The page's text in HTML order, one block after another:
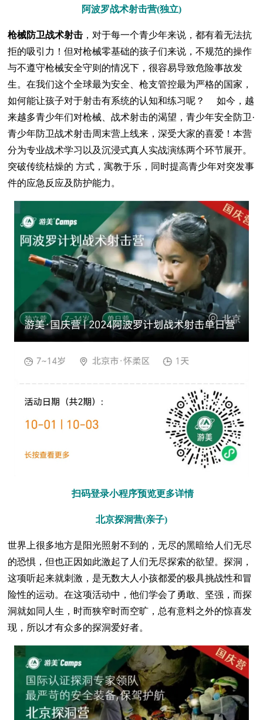
阿波罗战术射击营(独立)
枪械防卫战术射击 ，对于每一个青少年来说，都有着无法抗
拒的吸引力！但对枪械零基础的孩子们来说，不规范的操作
与不遵守枪械安全守则的情况下，很容易导致危险事故发
生。在我们这个全球最为安全、枪支管控最为严格的国家，
如何能让孩子对于射击有系统的认知和练习呢？ 如今，越
来越多青少年们对枪械、战术射击的渴望，青少年安全防卫·
青少年防卫战术射击周末营上线来，深受大家的喜爱！本营
分为专业战术学习以及沉浸式真人实战演练两个环节展开。
突破传统枯燥的 方式，寓教于乐，同时提高青少年对突发事
件的应急反应及防护能力。
扫码登录小程序预览更多详情
北京探洞营(亲子)
世界上很多地方是阳光照射不到的，无尽的黑暗给人们无尽
的恐惧，但也正因如此激起了人们无尽探索的欲望。探洞，
这项听起来就刺激，是无数大人小孩都爱的极具挑战性和冒
险性的运动。在这项活动中，他们学会了勇敢、坚强，而探
洞就如同人生，时而狭窄时而空旷，总有意料之外的惊喜发
现，所以才有众多的探洞爱好者。